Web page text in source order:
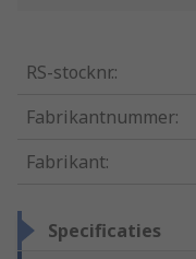
RS-stocknr.:
Fabrikantnummer:
Fabrikant:
Specificaties